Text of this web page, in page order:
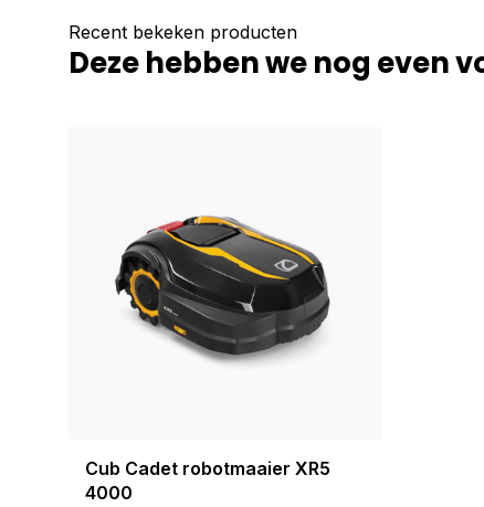
Recent bekeken producten
Deze hebben we nog even
Cub Cadet robotmaaier XR5
4000